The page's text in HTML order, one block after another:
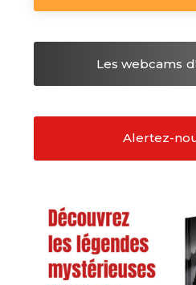
Les webcams
Alertez-